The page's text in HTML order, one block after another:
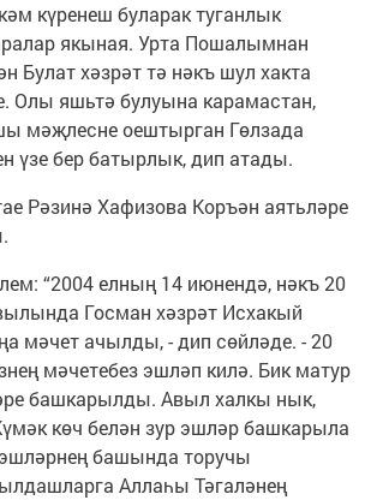
күренеш буларак туганлык
якыная. Урта Пошалымнан
Булат хәзрәт тә нәкъ шул хакта
Олы яшьтә булуына карамастан,
мәҗлесне оештырган Гөлзада
үзе бер батырлык, дип атады.
Рәзинә Хафизова Коръән аятьләре
“2004 елның 14 июнендә, нәкъ 20
Госман хәзрәт Исхакый
мәчет ачылды, - дип сөйләде. - 20
мәчетебез эшләп килә. Бик матур
башкарылды. Авыл халкы нык,
көч белән зур эшләр башкарыла
башында торучы
Аллаһы Тәгаләнең